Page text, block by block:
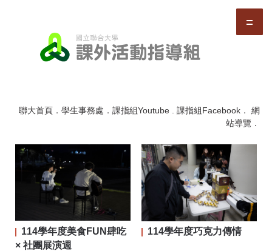
聯大首頁 ． 學生事務處 ． 課指組Youtube . 課指組Facebook ． 網
站導覽 ．
114學年度美食FUN肆吃
× 社團展演週
114學年度巧克力傳情